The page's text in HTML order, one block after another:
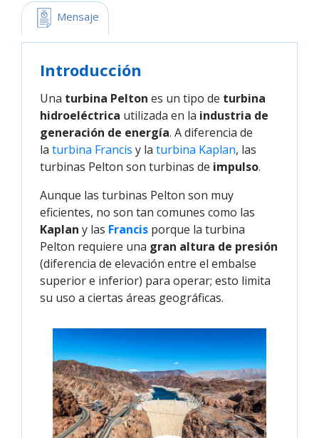
Mensaje
Introducción
Una turbina Pelton es un tipo de turbina
hidroeléctrica utilizada en la industria de
generación de energía. A diferencia de
la turbina Francis y la turbina Kaplan, las
turbinas Pelton son turbinas de impulso.
Aunque las turbinas Pelton son muy
eficientes, no son tan comunes como las
Kaplan y las Francis porque la turbina
Pelton requiere una gran altura de presión
(diferencia de elevación entre el embalse
superior e inferior) para operar; esto limita
su uso a ciertas áreas geográficas.